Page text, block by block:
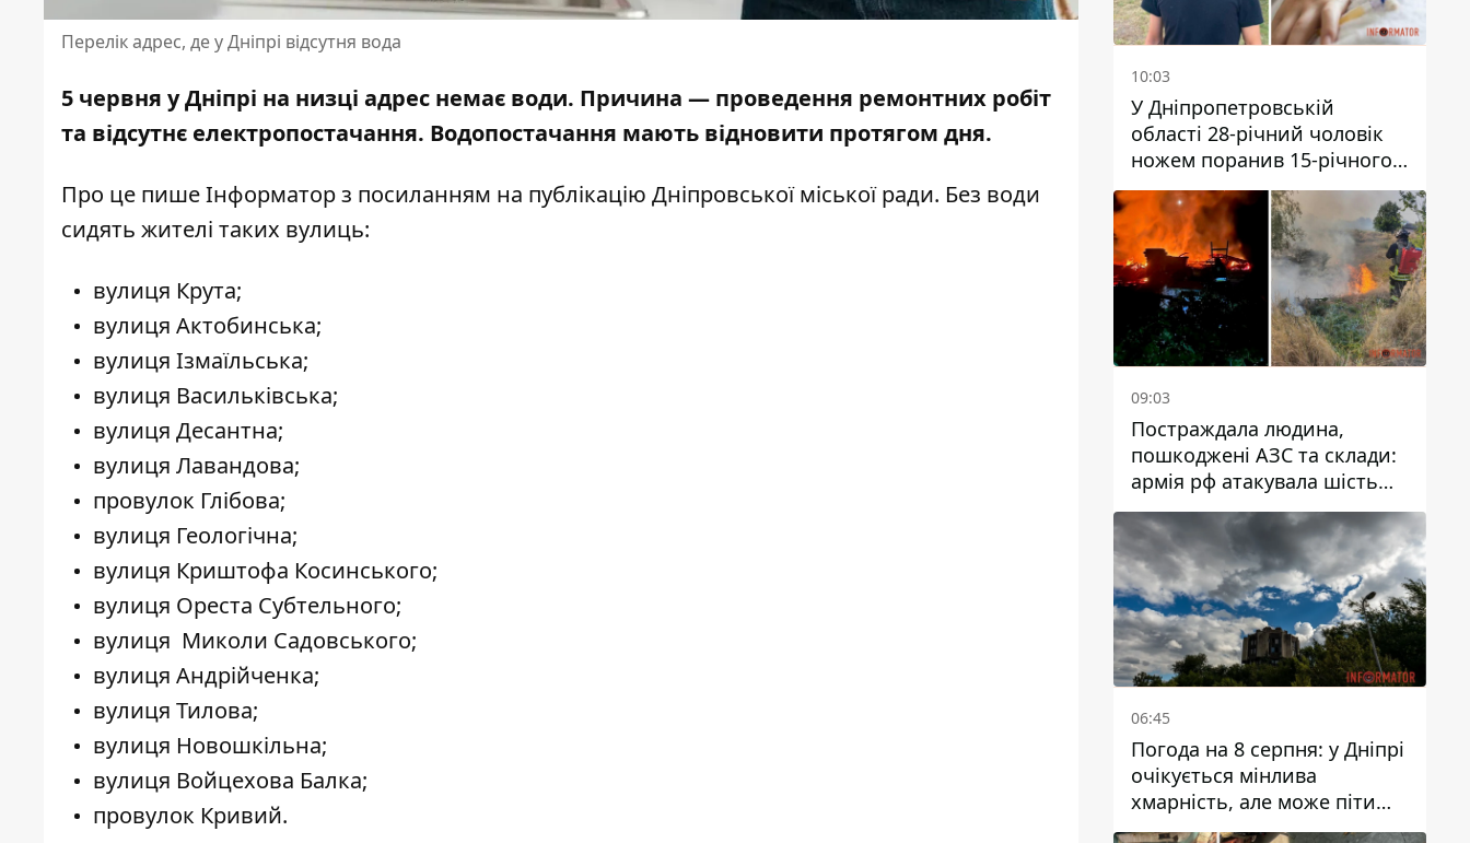
Перелік адрес, де у Дніпрі відсутня вода
5 червня у Дніпрі на низці адрес немає води. Причина — проведення ремонтних робіт
та відсутнє електропостачання. Водопостачання мають відновити протягом дня.
Про це пише Інформатор з посиланням на публікацію Дніпровської міської ради. Без води
сидять жителі таких вулиць:
вулиця Крута;
вулиця Актобинська;
вулиця Ізмаїльська;
вулиця Васильківська;
вулиця Десантна;
вулиця Лавандова;
провулок Глібова;
вулиця Геологічна;
вулиця Криштофа Косинського;
вулиця Ореста Субтельного;
вулиця Миколи Садовського;
вулиця Андрійченка;
вулиця Тилова;
вулиця Новошкільна;
вулиця Войцехова Балка;
провулок Кривий.
10:03
У Дніпропетровській
області 28-річний чоловік
ножем поранив 15-річного
хлопця
09:03
Постраждала людина,
пошкоджені АЗС та склади:
армія рф атакувала шість
районів Дніпропетровської
області
06:45
Погода на 8 серпня: у Дніпрі
очікується мінлива
хмарність, але може піти
дощ